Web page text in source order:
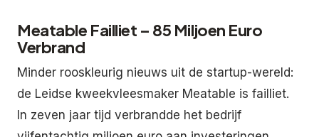
Meatable Failliet – 85 Miljoen Euro
Verbrand
Minder rooskleurig nieuws uit de startup-wereld:
de Leidse kweekvleesmaker Meatable is failliet.
In zeven jaar tijd verbrandde het bedrijf